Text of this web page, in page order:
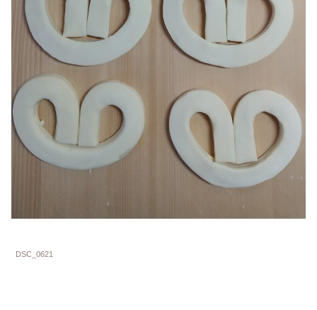
DSC_0621